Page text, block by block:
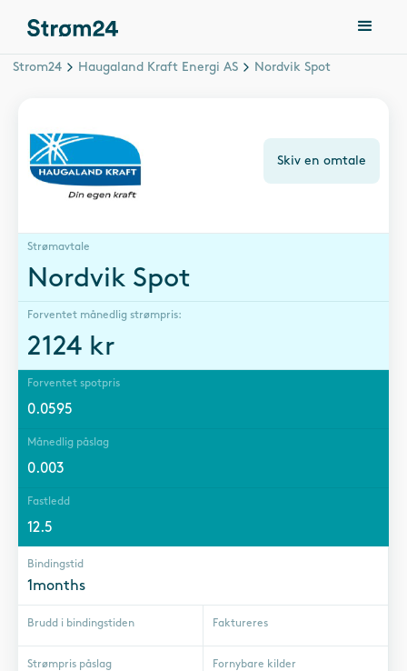
Strom24 Haugaland Kraft Energi AS Nordvik Spot
Skiv en omtale
Strømavtale
Nordvik Spot
Forventet månedlig strømpris:
2124 kr
Forventet spotpris
0.0595
Månedlig påslag
0.003
Fastledd
12.5
Bindingstid
1months
Brudd i bindingstiden Faktureres
Strømpris påslag Fornybare kilder